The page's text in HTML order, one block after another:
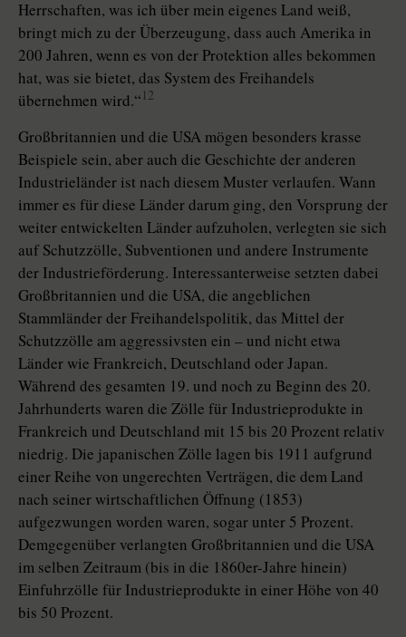
Herrschaften, was ich über mein eigenes Land weiß,
bringt mich zu der Überzeugung, dass auch Amerika in
200 Jahren, wenn es von der Protektion alles bekommen
hat, was sie bietet, das System des Freihandels
übernehmen wird.“ 12
Großbritannien und die USA mögen besonders krasse
Beispiele sein, aber auch die Geschichte der anderen
Industrieländer ist nach diesem Muster verlaufen. Wann
immer es für diese Länder darum ging, den Vorsprung der
weiter entwickelten Länder aufzuholen, verlegten sie sich
auf Schutzzölle, Subventionen und andere Instrumente
der Industrieförderung. Interessanterweise setzten dabei
Großbritannien und die USA, die angeblichen
Stammländer der Freihandelspolitik, das Mittel der
Schutzzölle am aggressivsten ein – und nicht etwa
Länder wie Frankreich, Deutschland oder Japan.
Während des gesamten 19. und noch zu Beginn des 20.
Jahrhunderts waren die Zölle für Industrieprodukte in
Frankreich und Deutschland mit 15 bis 20 Prozent relativ
niedrig. Die japanischen Zölle lagen bis 1911 aufgrund
einer Reihe von ungerechten Verträgen, die dem Land
nach seiner wirtschaftlichen Öffnung (1853)
aufgezwungen worden waren, sogar unter 5 Prozent.
Demgegenüber verlangten Großbritannien und die USA
im selben Zeitraum (bis in die 1860er-Jahre hinein)
Einfuhrzölle für Industrieprodukte in einer Höhe von 40
bis 50 Prozent.